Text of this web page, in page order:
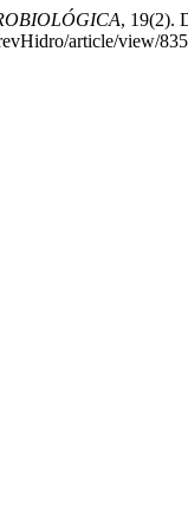
, 19(2).
article/view/